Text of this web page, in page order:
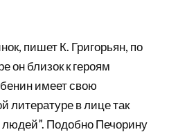
пишет К. Григорьян, по
он близок к героям
имеет свою
литературе в лице так
Подобно Печорину